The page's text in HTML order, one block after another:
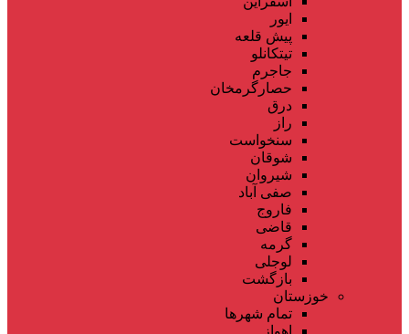
ایور
پیش قلعه
تیتکانلو
جاجرم
حصارگرمخان
درق
راز
سنخواست
شوقان
شیروان
صفی آباد
فاروج
قاضی
گرمه
لوجلی
بازگشت
خوزستان
تمام شهر‌ها
اهواز